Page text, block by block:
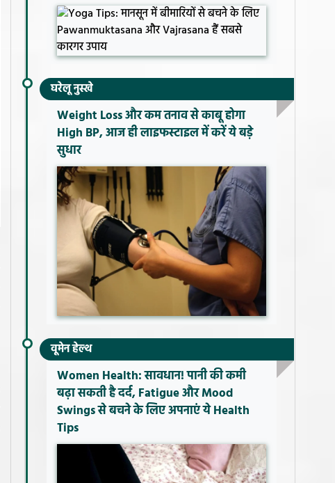
घरेलू नुस्खे
Weight Loss और कम तनाव से काबू होगा
High BP, आज ही लाइफस्टाइल में करें ये बड़े
सुधार
वूमेन हेल्थ
Women Health: सावधान! पानी की कमी
बढ़ा सकती है दर्द, Fatigue और Mood
Swings से बचने के लिए अपनाएं ये Health
Tips